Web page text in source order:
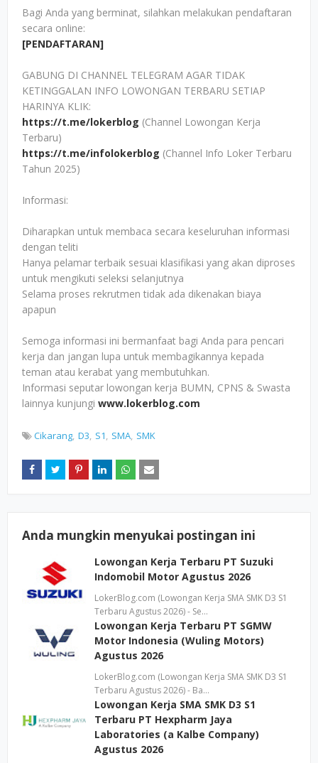
Bagi Anda yang berminat, silahkan melakukan pendaftaran
secara online:
[PENDAFTARAN]
GABUNG DI CHANNEL TELEGRAM AGAR TIDAK
KETINGGALAN INFO LOWONGAN TERBARU SETIAP
HARINYA KLIK:
https://t.me/lokerblog (Channel Lowongan Kerja
Terbaru)
https://t.me/infolokerblog (Channel Info Loker Terbaru
Tahun 2025)
Informasi:
Diharapkan untuk membaca secara keseluruhan informasi
dengan teliti
Hanya pelamar terbaik sesuai klasifikasi yang akan diproses
untuk mengikuti seleksi selanjutnya
Selama proses rekrutmen tidak ada dikenakan biaya
apapun
Semoga informasi ini bermanfaat bagi Anda para pencari
kerja dan jangan lupa untuk membagikannya kepada
teman atau kerabat yang membutuhkan.
Informasi seputar lowongan kerja BUMN, CPNS & Swasta
lainnya kunjungi www.lokerblog.com
Cikarang D3 S1 SMA SMK
Anda mungkin menyukai postingan ini
Lowongan Kerja Terbaru PT Suzuki
Indomobil Motor Agustus 2026
LokerBlog.com (Lowongan Kerja SMA SMK D3 S1
Terbaru Agustus 2026) - Se…
Lowongan Kerja Terbaru PT SGMW
Motor Indonesia (Wuling Motors)
Agustus 2026
LokerBlog.com (Lowongan Kerja SMA SMK D3 S1
Terbaru Agustus 2026) - Ba…
Lowongan Kerja SMA SMK D3 S1
Terbaru PT Hexpharm Jaya
Laboratories (a Kalbe Company)
Agustus 2026